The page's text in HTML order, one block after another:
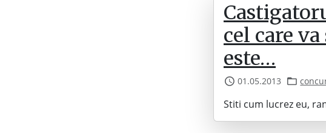
cel care
este…
01.05.2013
Stiti cum lucrez eu,